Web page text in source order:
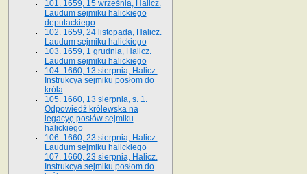
101. 1659, 15 września, Halicz.
Laudum sejmiku halickiego
deputackiego
102. 1659, 24 listopada, Halicz.
Laudum sejmiku halickiego
103. 1659, 1 grudnia, Halicz.
Laudum sejmiku halickiego
104. 1660, 13 sierpnia, Halicz.
Instrukcya sejmiku posłom do
króla
105. 1660, 13 sierpnia, s. 1.
Odpowiedź królewska na
legacyę posłów sejmiku
halickiego
106. 1660, 23 sierpnia, Halicz.
Laudum sejmiku halickiego
107. 1660, 23 sierpnia, Halicz.
Instrukcya sejmiku posłom do